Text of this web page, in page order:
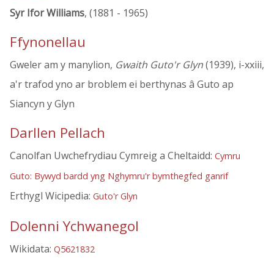
Syr Ifor Williams, (1881 - 1965)
Ffynonellau
Gweler am y manylion, Gwaith Guto'r Glyn(1939), i-xxiii,
a'r trafod yno ar broblem ei berthynas â Guto ap
Siancyn y Glyn
Darllen Pellach
Canolfan Uwchefrydiau Cymreig a Cheltaidd: Cymru
Guto: Bywyd bardd yng Nghymru'r bymthegfed ganrif
Erthygl Wicipedia: Guto'r Glyn
Dolenni Ychwanegol
Wikidata: Q5621832